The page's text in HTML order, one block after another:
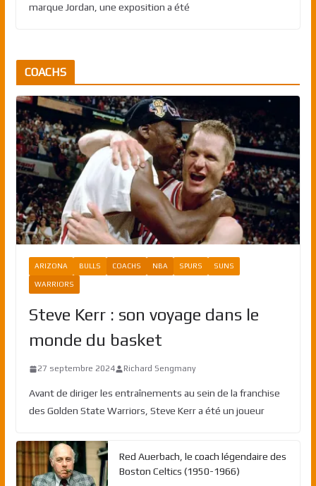
marque Jordan, une exposition a été
COACHS
ARIZONA BULLS COACHS NBA SPURS SUNS
WARRIORS
Steve Kerr : son voyage dans le
monde du basket
27 septembre 2024 Richard Sengmany
Avant de diriger les entraînements au sein de la franchise
des Golden State Warriors, Steve Kerr a été un joueur
Red Auerbach, le coach légendaire des
Boston Celtics (1950-1966)